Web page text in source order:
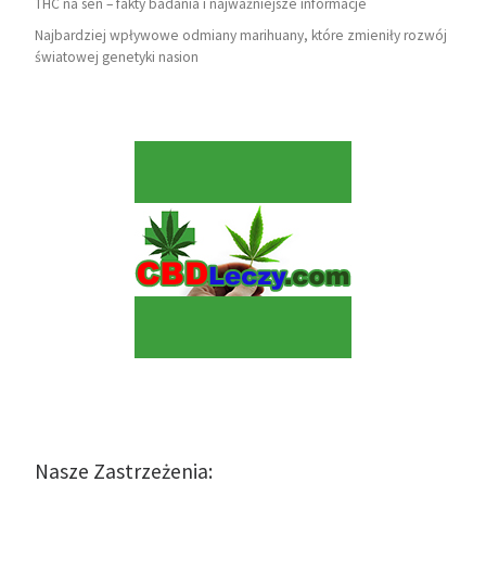
THC na sen – fakty badania i najważniejsze informacje
Najbardziej wpływowe odmiany marihuany, które zmieniły rozwój
światowej genetyki nasion
Nasze Zastrzeżenia: